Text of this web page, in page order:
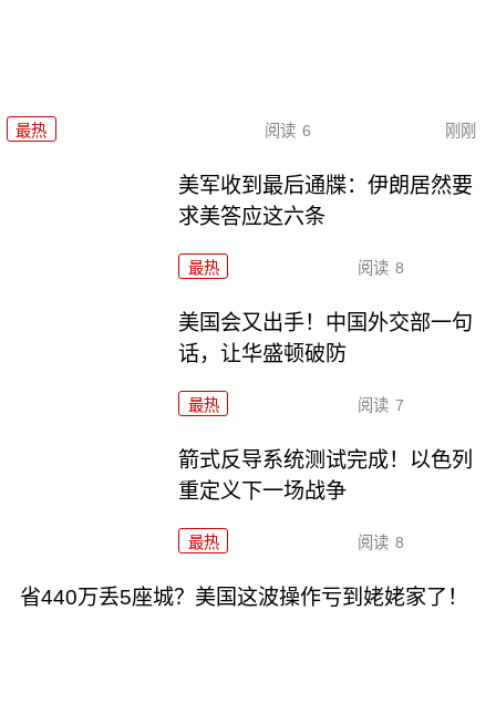
最热 阅读 6 刚刚
美军收到最后通牒：伊朗居然要
求美答应这六条
最热 阅读 8
美国会又出手！中国外交部一句
话，让华盛顿破防
最热 阅读 7
箭式反导系统测试完成！以色列
重定义下一场战争
最热 阅读 8
省440万丢5座城？美国这波操作亏到姥姥家了！